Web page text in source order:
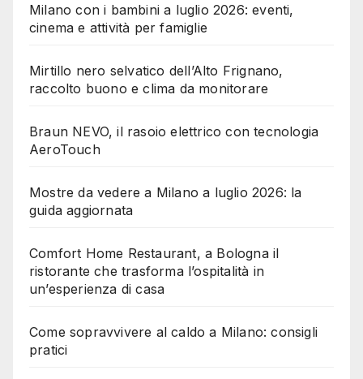
Milano con i bambini a luglio 2026: eventi,
cinema e attività per famiglie
Mirtillo nero selvatico dell’Alto Frignano,
raccolto buono e clima da monitorare
Braun NEVO, il rasoio elettrico con tecnologia
AeroTouch
Mostre da vedere a Milano a luglio 2026: la
guida aggiornata
Comfort Home Restaurant, a Bologna il
ristorante che trasforma l’ospitalità in
un’esperienza di casa
Come sopravvivere al caldo a Milano: consigli
pratici